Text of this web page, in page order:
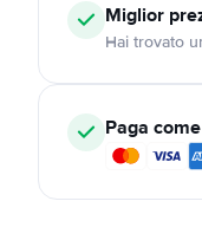
Miglior
Hai trovato
Paga